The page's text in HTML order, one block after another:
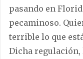
pasando en
pecaminoso.
terrible lo que
Dicha regulación,